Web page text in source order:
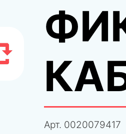
Арт. 0020079417